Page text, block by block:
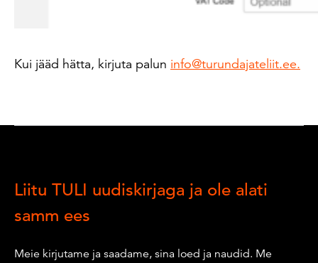
Kui jääd hätta, kirjuta palun info@turundajateliit.ee.
Liitu TULI uudiskirjaga ja ole alati
samm ees
Meie kirjutame ja saadame, sina loed ja naudid. Me